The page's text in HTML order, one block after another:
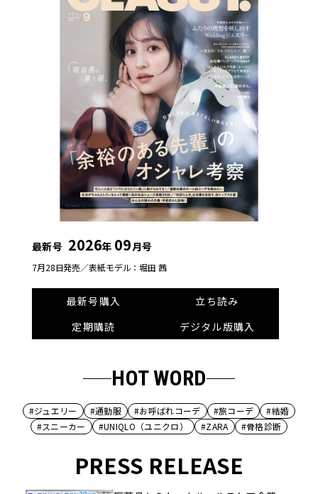
最新号 2026年 09月号
7月28日発売／表紙モデル：堀田 茜
最新号購入
立ち読み
定期購読
デジタル版購入
HOT WORD
#ジュエリー #通勤服 #お呼ばれコーデ #旅コーデ
#結婚
#スニーカー
#UNIQLO（ユニクロ） #ZARA #骨格診断
PRESS RELEASE